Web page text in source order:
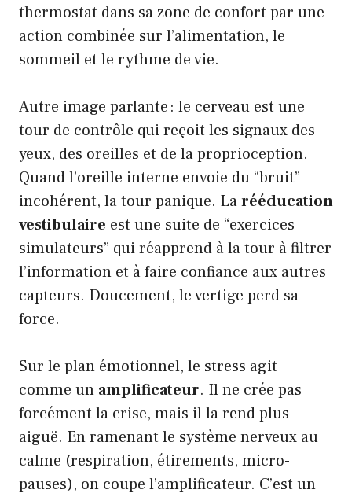
thermostat dans sa zone de confort par une
action combinée sur l’alimentation, le
sommeil et le rythme de vie.
Autre image parlante : le cerveau est une
tour de contrôle qui reçoit les signaux des
yeux, des oreilles et de la proprioception.
Quand l’oreille interne envoie du “bruit”
incohérent, la tour panique. Larééducation
vestibulaire est une suite de “exercices
simulateurs” qui réapprend à la tour à filtrer
l’information et à faire confiance aux autres
capteurs. Doucement, le vertige perd sa
force.
Sur le plan émotionnel, le stress agit
comme un amplificateur. Il ne crée pas
forcément la crise, mais il la rend plus
aiguë. En ramenant le système nerveux au
calme (respiration, étirements, micro-
pauses), on coupe l’amplificateur. C’est un